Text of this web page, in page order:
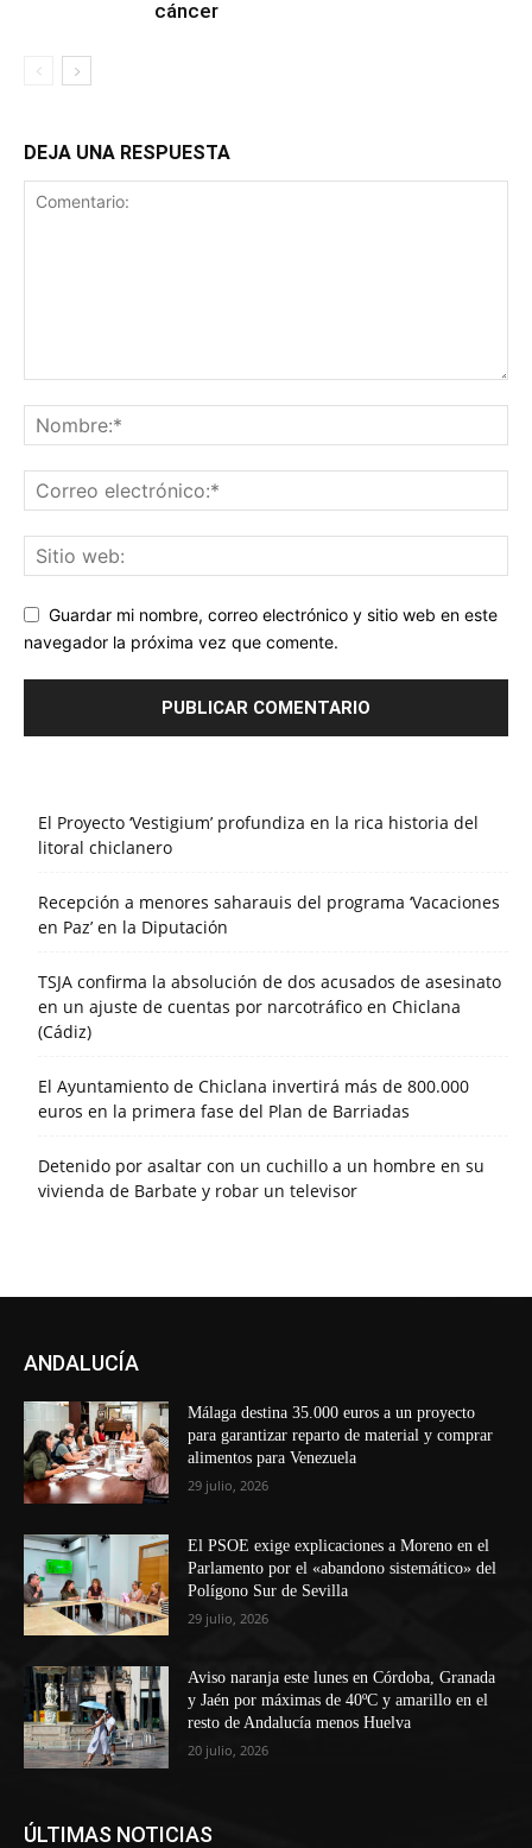
cáncer
DEJA UNA RESPUESTA
Guardar mi nombre, correo electrónico y sitio web en este
navegador la próxima vez que comente.
El Proyecto ‘Vestigium’ profundiza en la rica historia del
litoral chiclanero
Recepción a menores saharauis del programa ‘Vacaciones
en Paz’ en la Diputación
TSJA confirma la absolución de dos acusados de asesinato
en un ajuste de cuentas por narcotráfico en Chiclana
(Cádiz)
El Ayuntamiento de Chiclana invertirá más de 800.000
euros en la primera fase del Plan de Barriadas
Detenido por asaltar con un cuchillo a un hombre en su
vivienda de Barbate y robar un televisor
ANDALUCÍA
Málaga destina 35.000 euros a un proyecto
para garantizar reparto de material y comprar
alimentos para Venezuela
29 julio, 2026
El PSOE exige explicaciones a Moreno en el
Parlamento por el «abandono sistemático» del
Polígono Sur de Sevilla
29 julio, 2026
Aviso naranja este lunes en Córdoba, Granada
y Jaén por máximas de 40ºC y amarillo en el
resto de Andalucía menos Huelva
20 julio, 2026
ÚLTIMAS NOTICIAS